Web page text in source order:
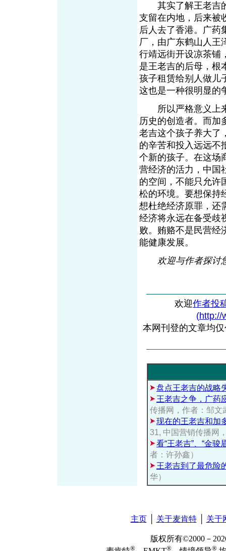
其实了解王老吉的
支留在内地，后来被
后人去了香港。广药
厂，由广东鹤山人王
行靖远街开设凉茶铺
是王老吉的后母，根
孩子租赁给别人做儿
这也是一种很明显的
所以严格意义上来
历史的创造者。而加
老吉这个孩子养大了
的辛苦和投入远远不
个新的孩子。在这场
营经济的活力，中国
的空间，不能只允许
松的环境。要想保持
想杜绝经济原罪，还
经济将永远在备受歧
败。贿赂不是民营经
能健康发展。
欢迎与作者探讨您
欢迎作者投
(http://
本网刊登的文章均
盘点王老吉的战略
王老吉之争，广药
传播网，作者：邹文
现在的王老吉和加
31, 中国营销传播网
看“王老吉”、“金骏
者：许孙鑫）
王老吉到了最危险
华）
主页│ 关于麦肯特│ 关于
版权所有©2000－
® ® ®